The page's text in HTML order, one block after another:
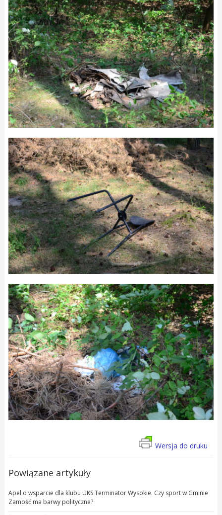
Wersja do druku
Powiązane artykuły
Apel o wsparcie dla klubu UKS Terminator Wysokie. Czy sport w Gminie
Zamość ma barwy polityczne?